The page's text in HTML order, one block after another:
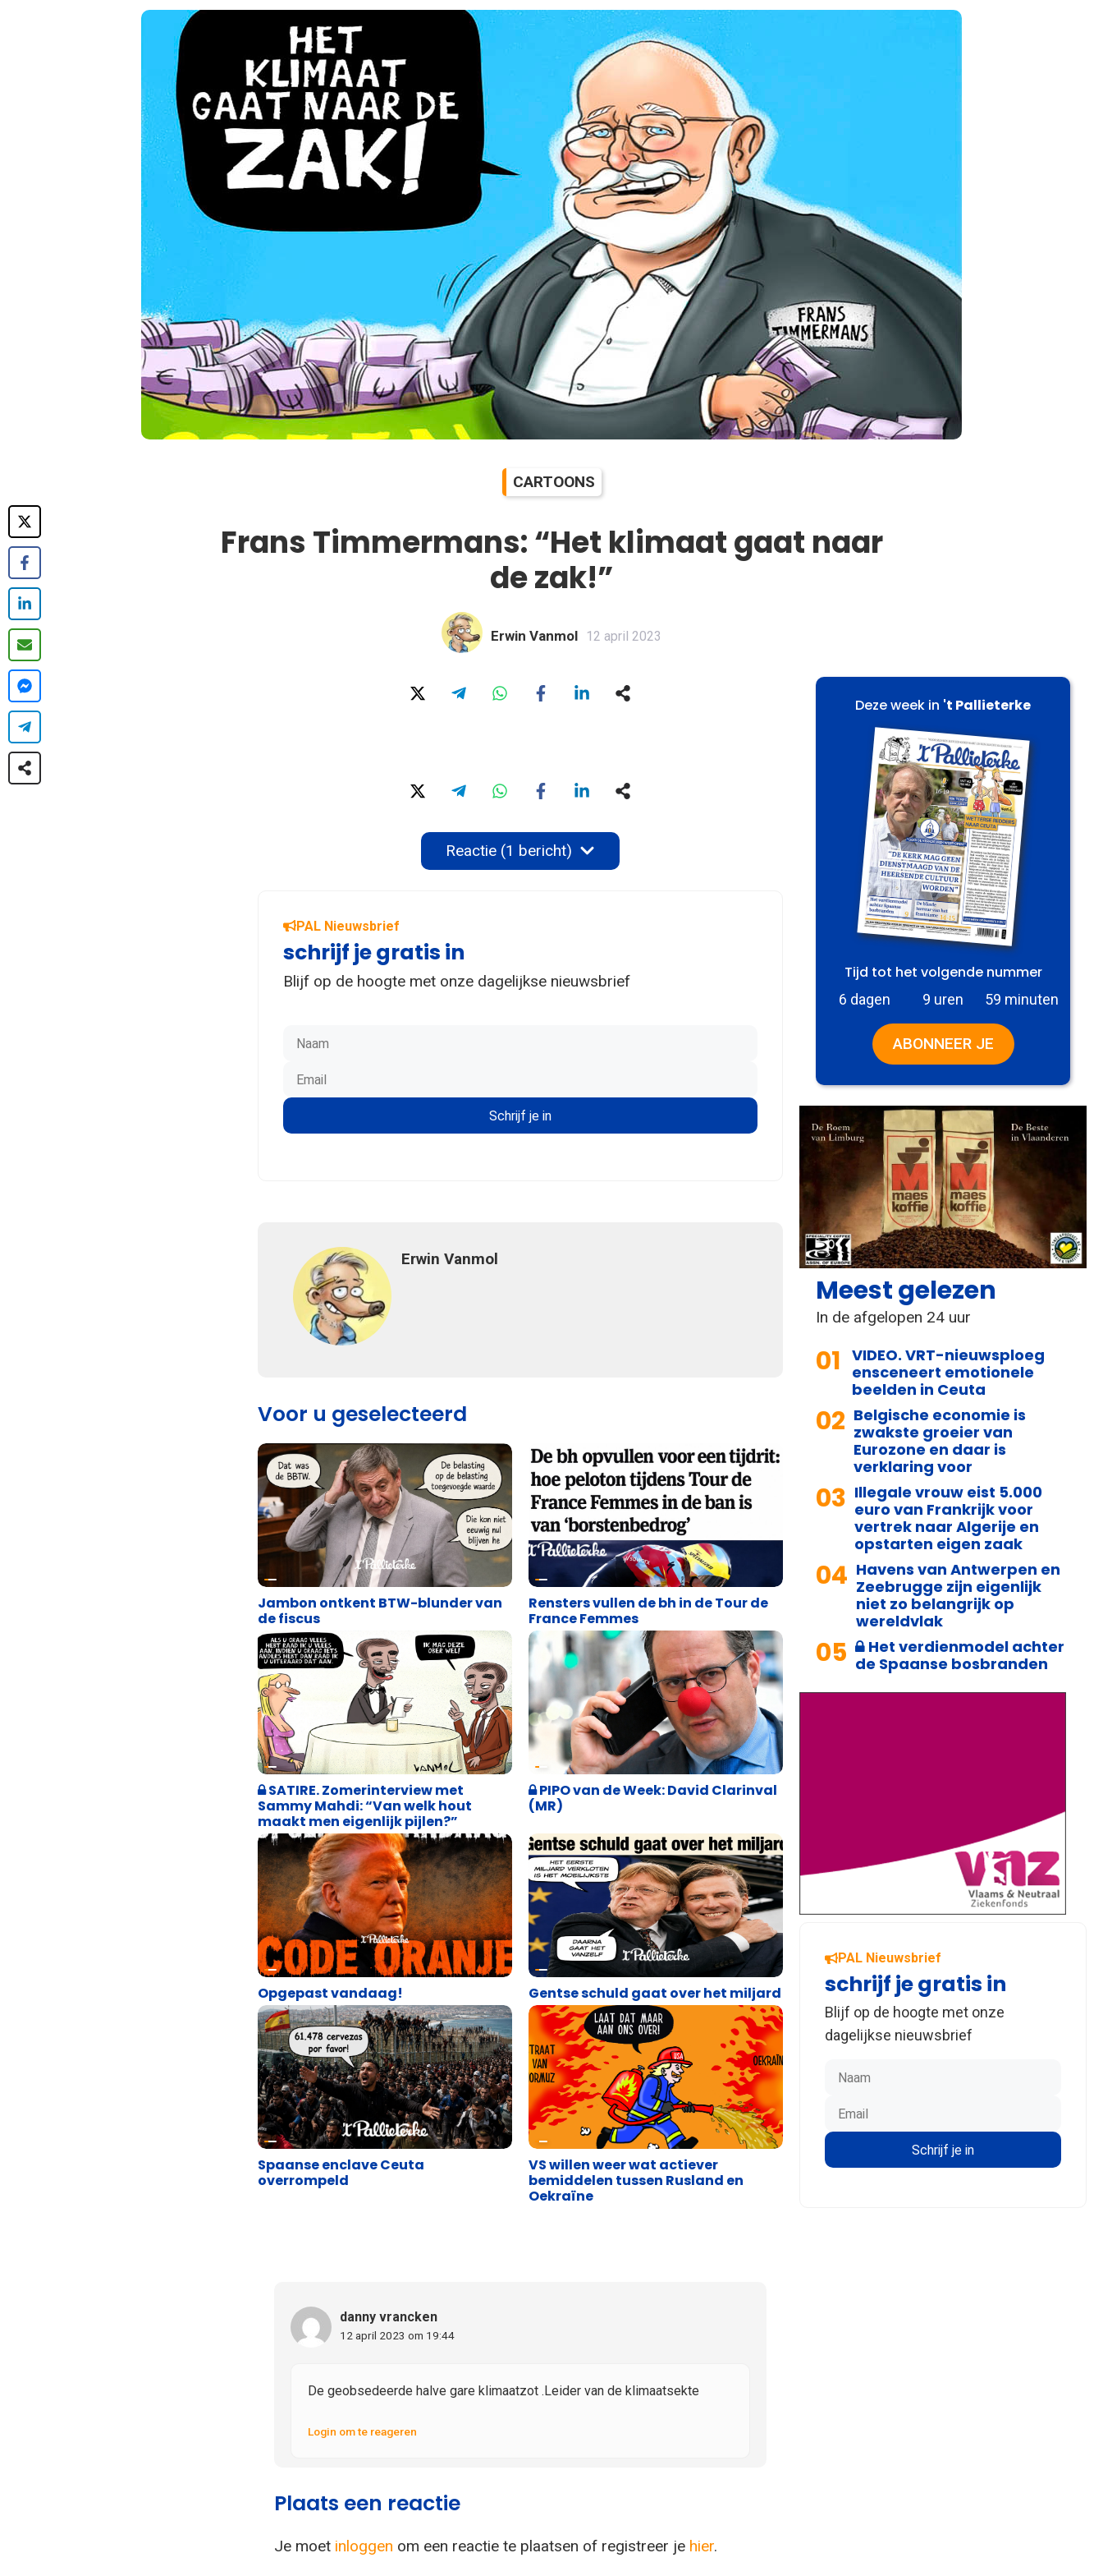
CARTOONS
Frans Timmermans: “Het klimaat gaat naar
de zak!”
Erwin Vanmol 12 april 2023
Reactie (1 bericht)
PAL Nieuwsbrief
schrijf je gratis in
Blijf op de hoogte met onze dagelijkse nieuwsbrief
Erwin Vanmol
Voor u geselecteerd
Jambon ontkent BTW-blunder van
de fiscus
Satire
Rensters vullen de bh in de Tour de
France Femmes
Weekblad 't Pallieterke
SATIRE. Zomerinterview met
Sammy Mahdi: “Van welk hout
maakt men eigenlijk pijlen?”
Satire
PIPO van de Week: David Clarinval
(MR)
Satire
Opgepast vandaag!
Satire
Gentse schuld gaat over het miljard
Satire
Spaanse enclave Ceuta
overrompeld
Cartoons
VS willen weer wat actiever
bemiddelen tussen Rusland en
Oekraïne
danny vrancken
12 april 2023 om 19:44
De geobsedeerde halve gare klimaatzot .Leider van de klimaatsekte
Login om te reageren
Plaats een reactie
Je moet inloggen om een reactie te plaatsen of registreer je hier.
Deze week in 't Pallieterke
Tijd tot het volgende nummer
6 dagen 9 uren 59 minuten
ABONNEER JE
Meest gelezen
In de afgelopen 24 uur
01 VIDEO. VRT-nieuwsploeg
ensceneert emotionele
beelden in Ceuta
02 Belgische economie is
zwakste groeier van
Eurozone en daar is
verklaring voor
03 Illegale vrouw eist 5.000
euro van Frankrijk voor
vertrek naar Algerije en
opstarten eigen zaak
04 Havens van Antwerpen en
Zeebrugge zijn eigenlijk
niet zo belangrijk op
wereldvlak
05
Het verdienmodel achter
de Spaanse bosbranden
PAL Nieuwsbrief
schrijf je gratis in
Blijf op de hoogte met onze
dagelijkse nieuwsbrief